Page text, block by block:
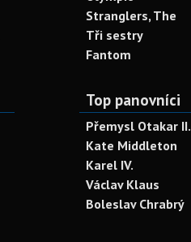
Stranglers, The
Tři sestry
Fantom
Top panovníci
Přemysl Otakar II.
Kate Middleton
Karel IV.
Václav Klaus
Boleslav Chrabrý